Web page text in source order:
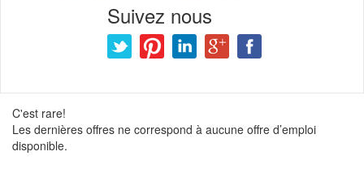
Suivez nous
C'est rare!
Les dernières offres ne correspond à aucune offre d’emploi
disponible.